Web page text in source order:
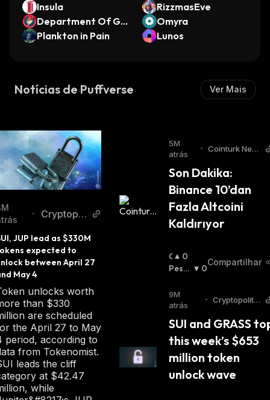
nic
Insula
RizzmasEve
Department Of Go
vernment Efficienc
Omyra
Plankton in Pain
Lunos
Notícias de Puffverse Ver Mais
•
Cryptopol
JUP lead as $330M
expected to
between April 27
unlocks worth
than $330
are scheduled
the April 27 to May
period, according to
from Tokenomist.
leads the cliff
at $42.47
while
5M
atrás
•
Cointurk New
Son Dakika:
Binance 10’dan
Fazla Altcoini
Kaldırıyor
O
T
M
I
T
A
0
Pessi
:
0
Compartilhar
9M
atrás
• Cryptopolita
SUI and GRASS
this week’s $653
million token
unlock wave